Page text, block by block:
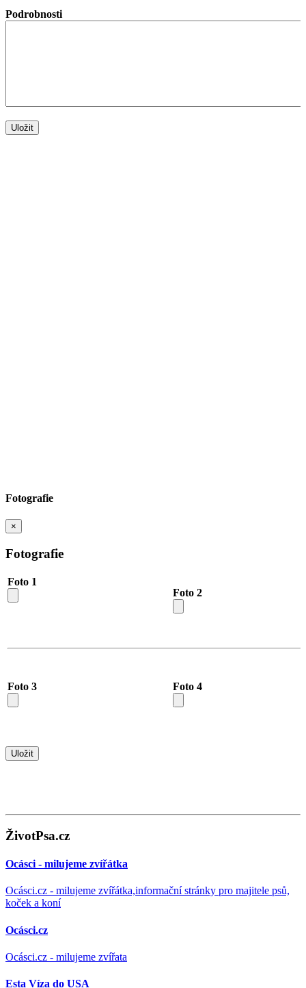
Podrobnosti
Fotografie
×
Fotografie
Foto 1
Foto 2
Foto 3 Foto 4
ŽivotPsa.cz
Ocásci - milujeme zvířátka
Ocásci.cz - milujeme zvířátka,informační stránky pro majitele psů,
koček a koní
Ocásci.cz
Ocásci.cz - milujeme zvířata
Esta Víza do USA